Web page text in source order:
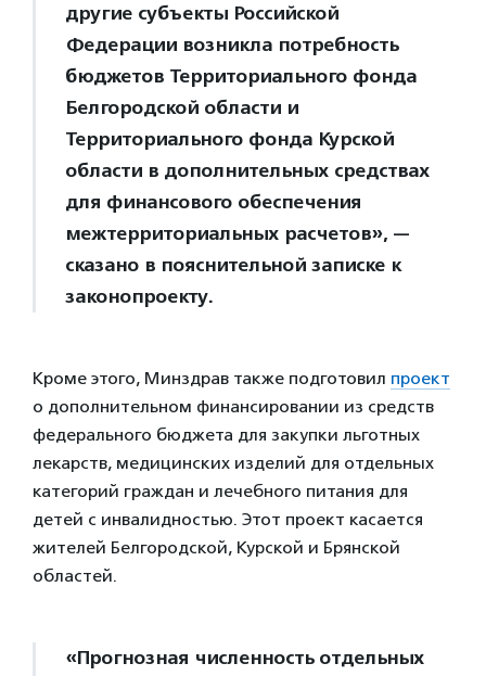
другие субъекты Российской
Федерации возникла потребность
бюджетов Территориального фонда
Белгородской области и
Территориального фонда Курской
области в дополнительных средствах
для финансового обеспечения
межтерриториальных расчетов», —
сказано в пояснительной записке к
законопроекту.
Кроме этого, Минздрав также подготовил проект
о дополнительном финансировании из средств
федерального бюджета для закупки льготных
лекарств, медицинских изделий для отдельных
категорий граждан и лечебного питания для
детей с инвалидностью. Этот проект касается
жителей Белгородской, Курской и Брянской
областей.
«Прогнозная численность отдельных